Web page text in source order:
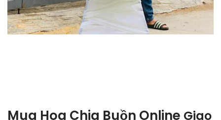
Mua Hoa Chia Buồn Online Giao